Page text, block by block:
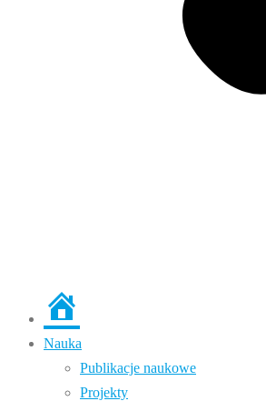
główna
Nauka
Publikacje naukowe
Projekty